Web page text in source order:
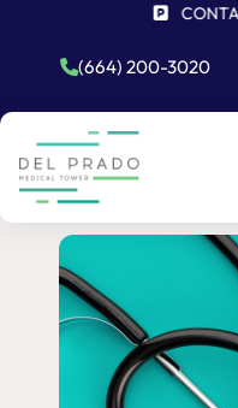
(664) 200-3020